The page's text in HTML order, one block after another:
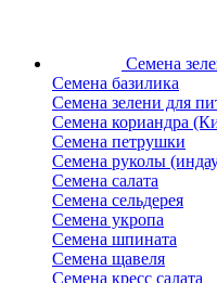
Семена
Семена базилика
Семена зелени для
Семена кориандра
Семена петрушки
Семена руколы
Семена салата
Семена сельдерея
Семена укропа
Семена шпината
Семена щавеля
Семена кресс салата